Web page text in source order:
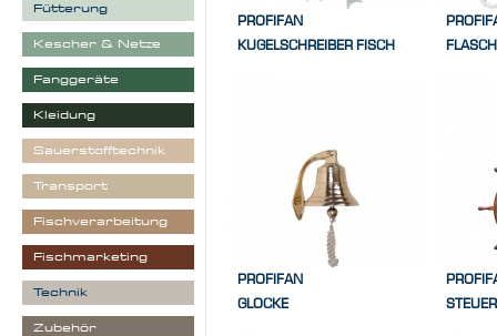
PROFIFAN
KUGELSCHREIBER FISCH
PROFIFAN
GLOCKE
Fütterung
Kescher & Netze
Fanggeräte
Kleidung
Sauerstofftechnik
Transport
Fischverarbeitung
Fischmarketing
Technik
Zubehör